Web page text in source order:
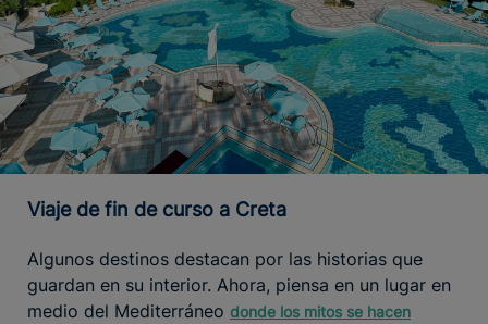
Viaje de fin de curso a Creta
Algunos destinos destacan por las historias que
guardan en su interior. Ahora, piensa en un lugar en
medio del Mediterráneo donde los mitos se hacen